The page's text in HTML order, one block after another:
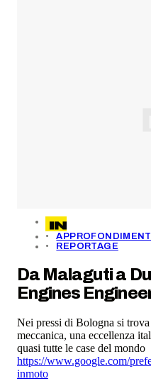
APPROFONDIMENTI
REPORTAGE
Da Malaguti a
Engines
Nei pressi di Bologna si
meccanica, una eccellenza
quasi tutte le case del mondo
https://www.google.com/
inmoto